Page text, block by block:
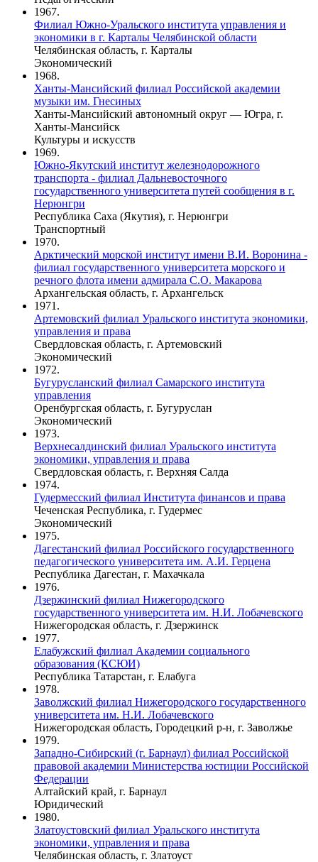
1967.
Филиал Южно-Уральского института управления и
экономики в г. Карталы Челябинской области
Челябинская область, г. Карталы
Экономический
1968.
Ханты-Мансийский филиал Российской академии
музыки им. Гнесиных
Ханты-Мансийский автономный округ — Югра, г.
Ханты-Мансийск
Культуры и искусств
1969.
Южно-Якутский институт железнодорожного
транспорта - филиал Дальневосточного
государственного университета путей сообщения в г.
Нерюнгри
Республика Саха (Якутия), г. Нерюнгри
Транспортный
1970.
Арктический морской институт имени В.И. Воронина -
филиал государственного университета морского и
речного флота имени адмирала С.О. Макарова
Архангельская область, г. Архангельск
1971.
Артемовский филиал Уральского института экономики,
управления и права
Свердловская область, г. Артемовский
Экономический
1972.
Бугурусланский филиал Самарского института
управления
Оренбургская область, г. Бугуруслан
Экономический
1973.
Верхнесалдинский филиал Уральского института
экономики, управления и права
Свердловская область, г. Верхняя Салда
1974.
Гудермесский филиал Института финансов и права
Чеченская Республика, г. Гудермес
Экономический
1975.
Дагестанский филиал Российского государственного
педагогического университета им. А.И. Герцена
Республика Дагестан, г. Махачкала
1976.
Дзержинский филиал Нижегородского
государственного университета им. Н.И. Лобачевского
Нижегородская область, г. Дзержинск
1977.
Елабужский филиал Академии социального
образования (КСЮИ)
Республика Татарстан, г. Елабуга
1978.
Заволжский филиал Нижегородского государственного
университета им. Н.И. Лобачевского
Нижегородская область, Городецкий р-н, г. Заволжье
1979.
Западно-Сибирский (г. Барнаул) филиал Российской
правовой академии Министерства юстиции Российской
Федерации
Алтайский край, г. Барнаул
Юридический
1980.
Златоустовский филиал Уральского института
экономики, управления и права
Челябинская область, г. Златоуст